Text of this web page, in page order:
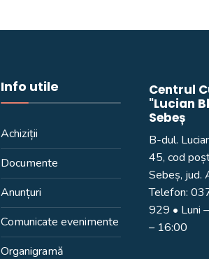
Info utile
Achiziții
Documente
Anunțuri
Comunicate evenimente
Organigramă
Centrul
"Lucian
Sebeș
B-dul.
45, cod
Sebeș, jud.
Telefon:
929 • Luni
– 16:00